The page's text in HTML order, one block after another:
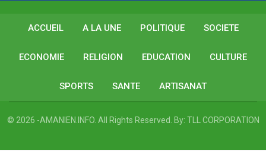
ACCUEIL A LA UNE POLITIQUE SOCIETE
ECONOMIE RELIGION EDUCATION CULTURE
SPORTS SANTE ARTISANAT
© 2026 -AMANIEN.INFO. All Rights Reserved. By: TLL CORPORATION